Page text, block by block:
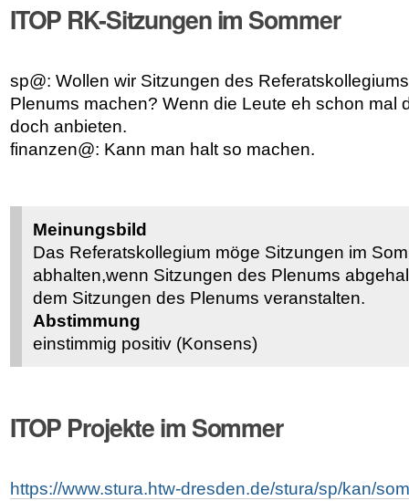
ITOP RK-Sitzungen im Sommer
sp@: Wollen wir Sitzungen des
Plenums machen? Wenn die Leute eh schon mal
doch anbieten.
finanzen@: Kann man halt so machen.
Meinungsbild
Das Referatskollegium möge Sitzungen im
abhalten,wenn Sitzungen des Plenums
dem Sitzungen des Plenums veranstalten.
Abstimmung
einstimmig positiv (Konsens)
ITOP Projekte im Sommer
https://www.stura.htw-dresden.de/stura/sp/kan/